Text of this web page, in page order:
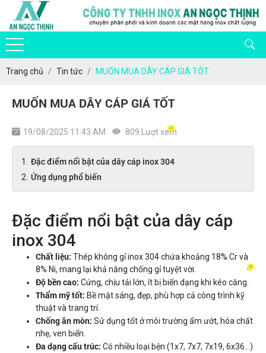
Trang chủ Tin tức MUỐN MUA DÂY CÁP GIÁ TỐT
MUỐN MUA DÂY CÁP GIÁ TỐT
19/08/2025 11:43 AM 809 Lượt xem
Đặc điểm nổi bật của dây cáp inox 304
Ứng dụng phổ biến
Đặc điểm nổi bật của dây cáp
inox 304
Chất liệu: Thép không gỉ inox 304 chứa khoảng 18% Cr và
8% Ni, mang lại khả năng chống gỉ tuyệt vời.
Độ bền cao: Cứng, chịu tải lớn, ít bị biến dạng khi kéo căng.
Thẩm mỹ tốt: Bề mặt sáng, đẹp, phù hợp cả công trình kỹ
thuật và trang trí.
Chống ăn mòn: Sử dụng tốt ở môi trường ẩm ướt, hóa chất
nhẹ, ven biển.
Đa dạng cấu trúc: Có nhiều loại bện (1x7, 7x7, 7x19, 6x36…)